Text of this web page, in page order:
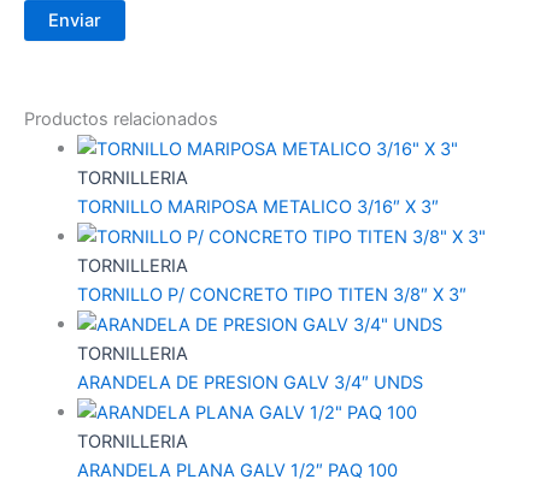
Productos relacionados
TORNILLERIA
TORNILLO MARIPOSA METALICO 3/16″ X 3″
TORNILLERIA
TORNILLO P/ CONCRETO TIPO TITEN 3/8″ X 3″
TORNILLERIA
ARANDELA DE PRESION GALV 3/4″ UNDS
TORNILLERIA
ARANDELA PLANA GALV 1/2″ PAQ 100